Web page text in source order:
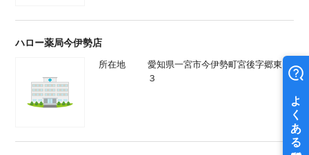
ハロー薬局今伊勢店
所在地
愛知県一宮市今伊勢町宮後字郷東２
３